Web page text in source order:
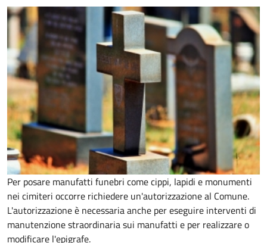
Per posare manufatti funebri come cippi, lapidi e monumenti
nei cimiteri occorre richiedere un'autorizzazione al Comune.
L'autorizzazione è necessaria anche per eseguire interventi di
manutenzione straordinaria sui manufatti e per realizzare o
modificare l'epigrafe.